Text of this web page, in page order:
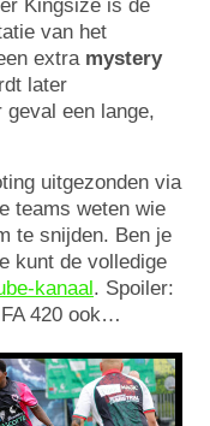
Kingsize is de
van het
extra mystery
later
een lange,
uitgezonden via
teams weten wie
te snijden. Ben je
kunt de volledige
kanaal. Spoiler:
420 ook…